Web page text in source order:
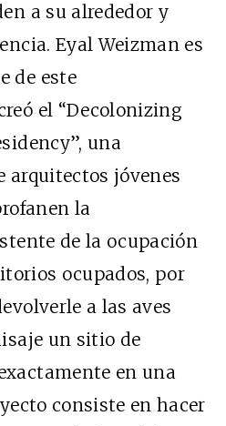
a su alrededor y
Eyal Weizman es
de este
el “Decolonizing
una
arquitectos jóvenes
la
de la ocupación
ocupados, por
a las aves
un sitio de
en una
consiste en hacer